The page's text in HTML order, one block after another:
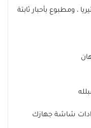
، ومطبوع بأحبار ثابتة
شاشة جهازك